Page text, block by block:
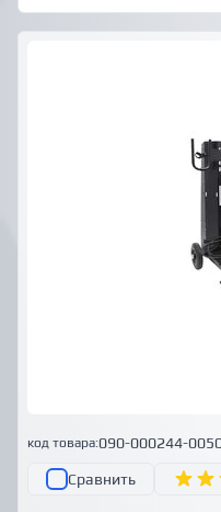
код товара:090-000244-
Сравнить